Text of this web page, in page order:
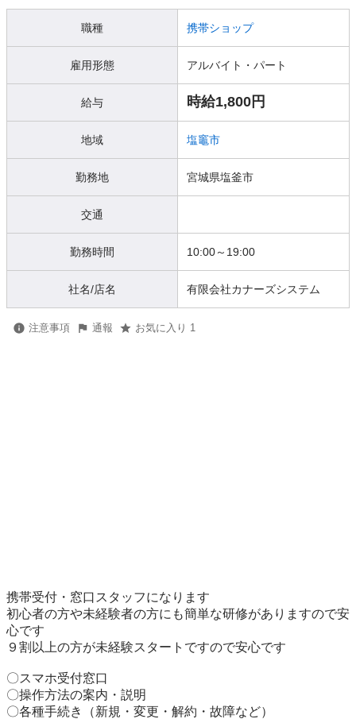
職種 携帯ショップ
雇用形態 アルバイト・パート
給与 時給1,800円
地域 塩竈市
勤務地 宮城県塩釜市
交通
勤務時間 10:00～19:00
社名/店名 有限会社カナーズシステム
注意事項 通報 お気に入り 1
携帯受付・窓口スタッフになります
初心者の方や未経験者の方にも簡単な研修がありますので安
心です
９割以上の方が未経験スタートですので安心です
〇スマホ受付窓口
〇操作方法の案内・説明
〇各種手続き（新規・変更・解約・故障など）